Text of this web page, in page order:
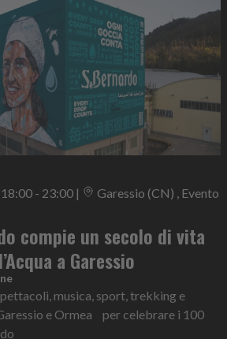
18:00 - 23:00 |
Garessio (CN) , Evento
compie un secolo di vita
a Garessio
musica, sport, trekking e
e Ormea per celebrare i 100